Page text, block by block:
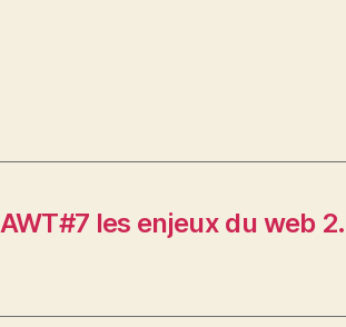
AWT#7 les enjeux du web